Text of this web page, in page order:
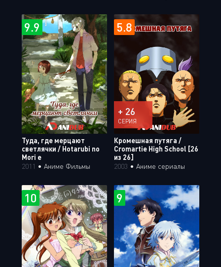
9.9
Туда, где мерцают
светлячки / Hotarubi no
Mori e
2011 • Аниме Фильмы
5.8
+ 26
СЕРИЯ
Кромешная путяга /
Cromartie High School [26
из 26]
2003 • Аниме сериалы
10 9